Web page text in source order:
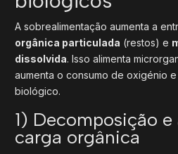
A sobrealimentação aumenta a
orgânica particulada (restos) e
dissolvida. Isso alimenta
aumenta o consumo de oxigénio
biológico.
1) Decomposição
carga orgânica